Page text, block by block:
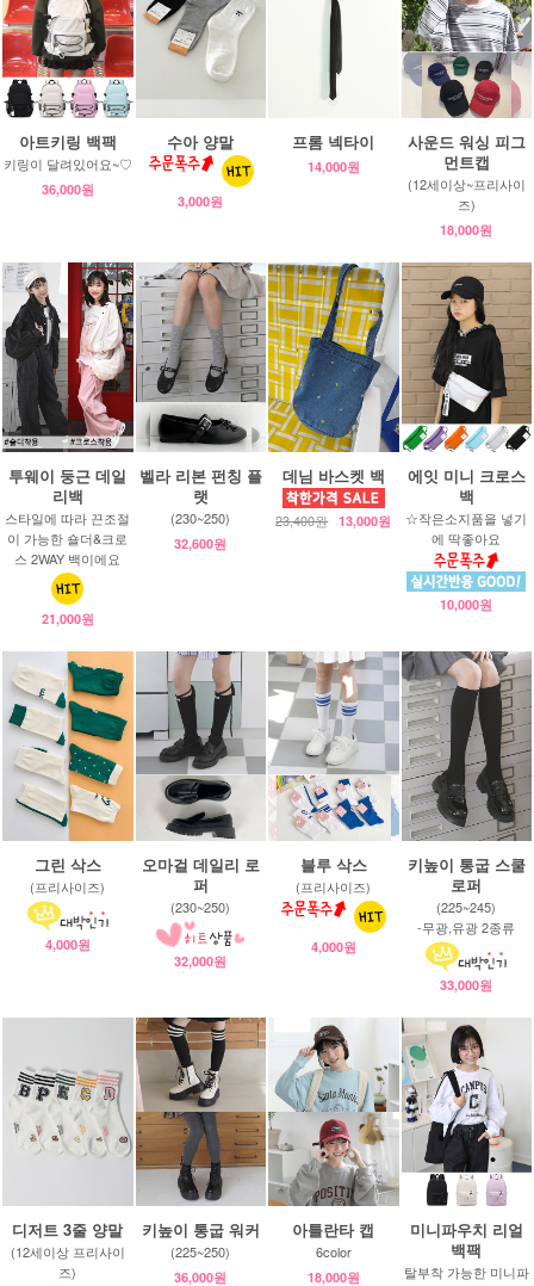
아트키링 백팩
키링이 달려있어요~♡
36,000원
수아 양말
3,000원
프롬 넥타이
14,000원
사운드 워싱 피그
먼트캡
(12세이상~프리사이
즈)
18,000원
투웨이 둥근 데일
리백
스타일에 따라 끈조절
이 가능한 숄더&크로
스 2WAY 백이에요
21,000원
벨라 리본 펀칭 플
랫
(230~250)
32,600원
데님 바스켓 백
23,400원 13,000원
에잇 미니 크로스
백
☆작은소지품을 넣기
에 딱좋아요
10,000원
그린 삭스
(프리사이즈)
4,000원
오마걸 데일리 로
퍼
(230~250)
32,000원
블루 삭스
(프리사이즈)
4,000원
키높이 통굽 스쿨
로퍼
(225~245)
-무광,유광 2종류
33,000원
디저트 3줄 양말
(12세이상 프리사이
즈)
키높이 통굽 워커
(225~250)
36,000원
아틀란타 캡
6color
18,000원
미니파우치 리얼
백팩
탈부착 가능한 미니파